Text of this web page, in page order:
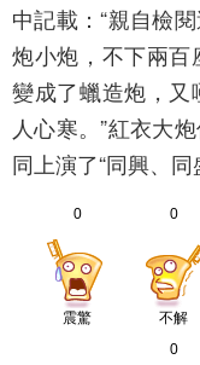
中記載：“親自檢
炮小炮，不下兩
變成了蠟造炮，又
人心寒。”紅衣大
同上演了“同興、同
0
震驚
0
不解
0